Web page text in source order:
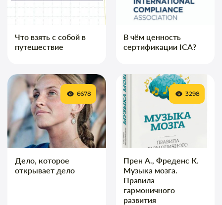
Что взять с собой в
путешествие
В чём ценность
сертификации ICA?
Дело, которое
открывает дело
6678
Прен А., Фреденс К.
Музыка мозга.
Правила
гармоничного
развития
3298